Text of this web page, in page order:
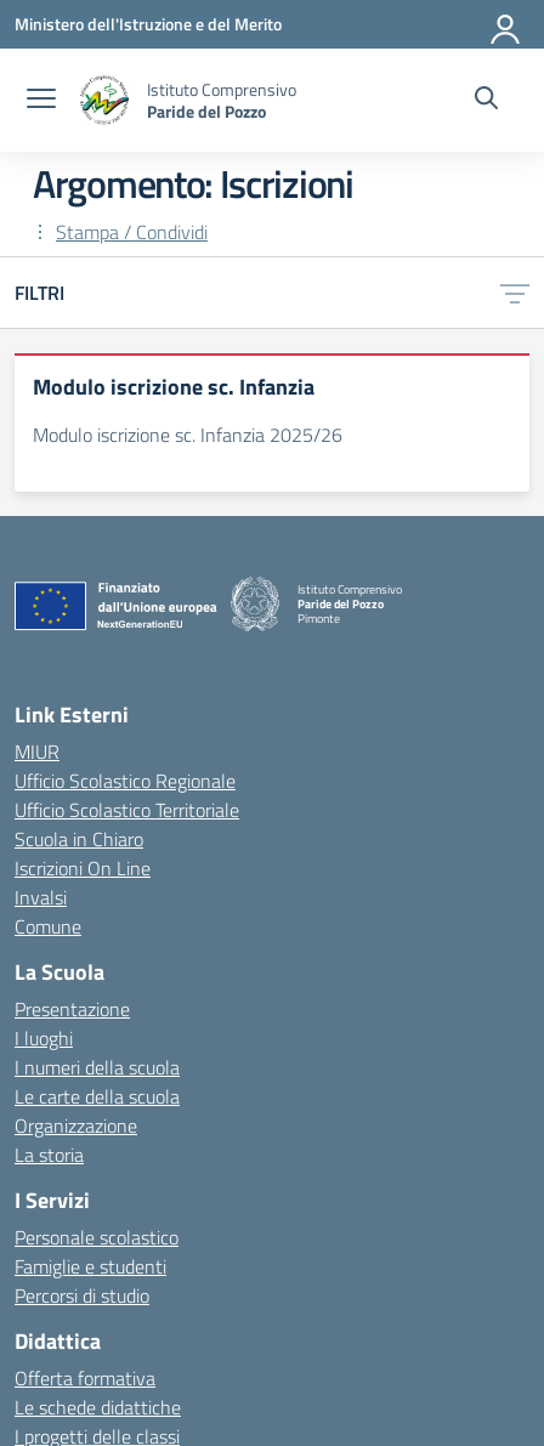
Vai ai contenuti
Vai al menu di navigazione
Vai al footer
Ministero dell'Istruzione e del Merito
Istituto Comprensivo
Paride del Pozzo
Argomento: Iscrizioni
Stampa / Condividi
FILTRI
Modulo iscrizione sc. Infanzia
Modulo iscrizione sc. Infanzia 2025/26
Istituto Comprensivo
Paride del Pozzo
Pimonte
Link Esterni
MIUR
Ufficio Scolastico Regionale
Ufficio Scolastico Territoriale
Scuola in Chiaro
Iscrizioni On Line
Invalsi
Comune
La Scuola
Presentazione
I luoghi
I numeri della scuola
Le carte della scuola
Organizzazione
La storia
I Servizi
Personale scolastico
Famiglie e studenti
Percorsi di studio
Didattica
Offerta formativa
Le schede didattiche
I progetti delle classi